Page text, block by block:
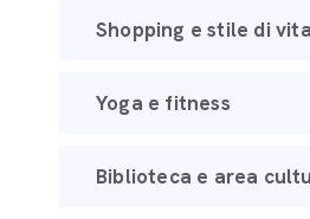
Shopping e stile di vita
Yoga e fitness
Biblioteca e area